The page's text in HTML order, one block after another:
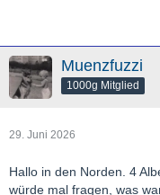
Muenzfuzzi
1000g Mitglied
29. Juni 2026
Hallo in den Norden. 4
würde mal fragen, was